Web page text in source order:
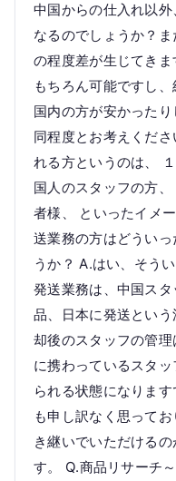
中国からの仕入れ以
なるのでしょうか？
の程度差が生じてき
もちろん可能ですし
国内の方が安かった
同程度とお考えくだ
れる方というのは、
国人のスタッフの方
者様、 といったイメ
送業務の方はどうい
うか？ A.はい、そう
発送業務は、中国ス
品、日本に発送とい
却後のスタッフの管
に携わっているスタ
られる状態になりま
も申し訳なく思って
き継いでいただける
す。 Q.商品リサーチ